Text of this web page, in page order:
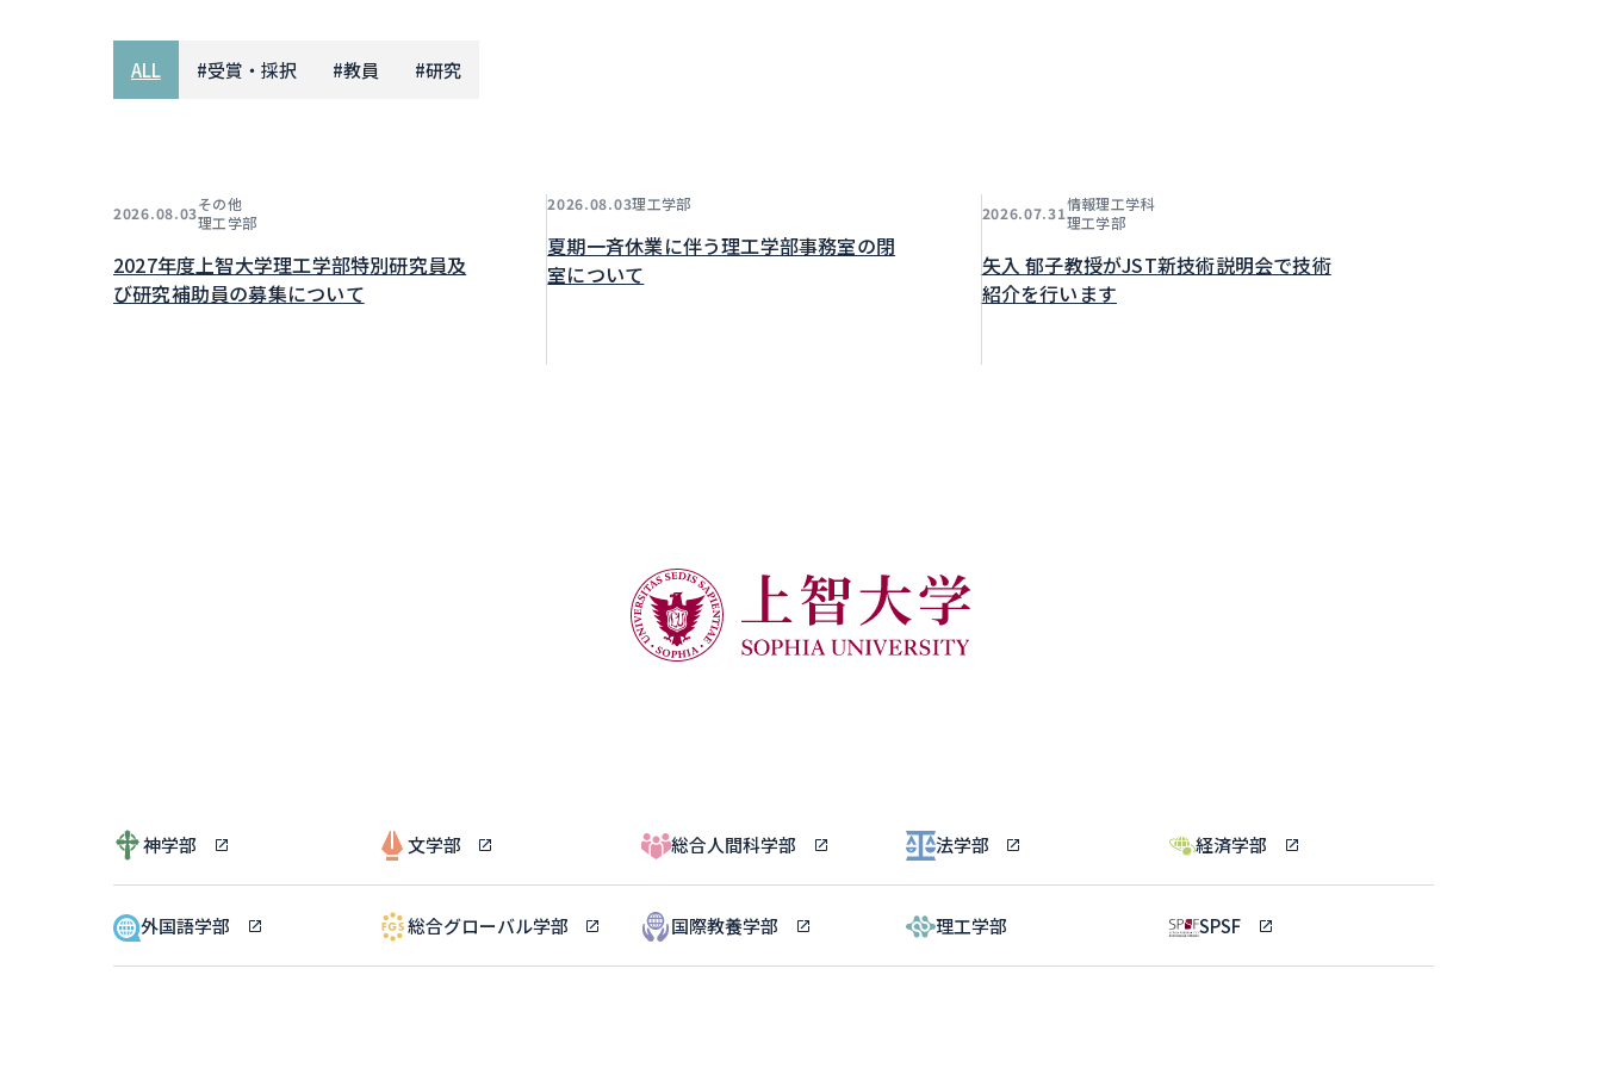
ALL #受賞・採択 #教員 #研究
2026.08.03その他
理工学部
2027年度上智大学理工学部特別研究員及
び研究補助員の募集について
2026.08.03理工学部
夏期一斉休業に伴う理工学部事務室の閉
室について
2026.07.31情報理工学科
理工学部
矢入 郁子教授がJST新技術説明会で技術
紹介を行います
神学部 文学部 総合人間科学部 法学部 経済学部
外国語学部 総合グローバル学部 国際教養学部 理工学部 SPSF